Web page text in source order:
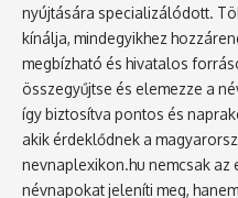
nyújtására specializálódott.
kínálja, mindegyikhez
megbízható és hivatalos
összegyűjtse és elemezze a
így biztosítva pontos és
akik érdeklődnek a
nevnaplexikon.hu nemcsak
névnapokat jeleníti meg,